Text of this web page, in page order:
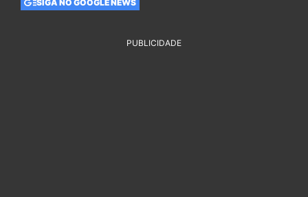
SIGA NO GOOGLE NEWS
PUBLICIDADE